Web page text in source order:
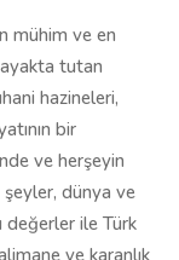
mühim ve en
tutan
hazineleri,
bir
ve herşeyin
dünya ve
ile Türk
ve karanlık